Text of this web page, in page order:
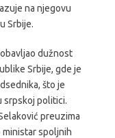
na njegovu
Srbije.
dužnost
Srbije, gde je
što je
srpskoj politici.
preuzima
ministar spoljnih